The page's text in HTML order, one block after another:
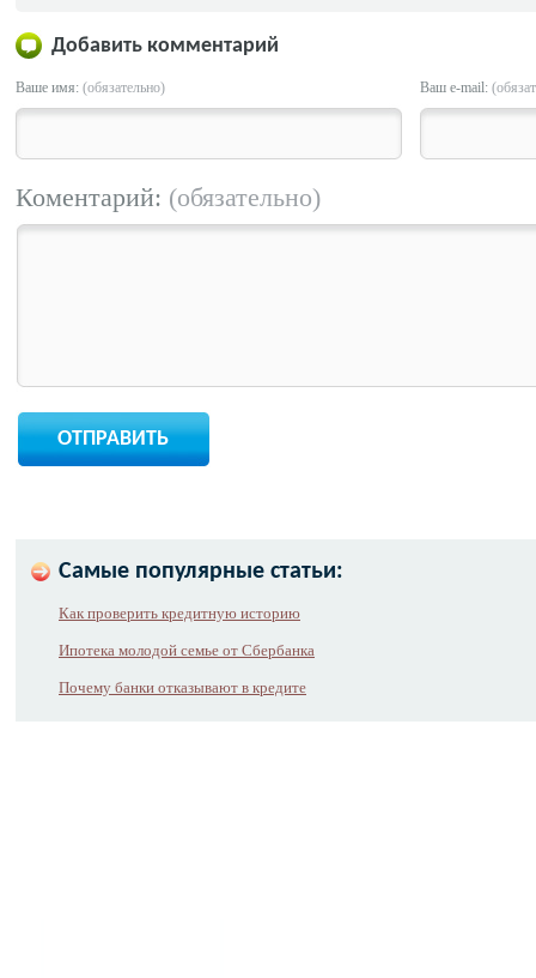
Добавить комментарий
Ваше имя: (обязательно) Ваш e-mail:
Коментарий: (обязательно)
Самые популярные статьи:
Как проверить кредитную историю
Ипотека молодой семье от Сбербанка
Почему банки отказывают в кредите